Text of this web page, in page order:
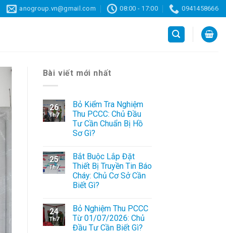
anogroup.vn@gmail.com 08:00 - 17:00 0941458666
Bài viết mới nhất
26
Th7
Bỏ Kiểm Tra Nghiệm
Thu PCCC: Chủ Đầu
Tư Cần Chuẩn Bị Hồ
Sơ Gì?
25
Th7
Bắt Buộc Lắp Đặt
Thiết Bị Truyền Tin Báo
Cháy: Chủ Cơ Sở Cần
Biết Gì?
24
Th7
Bỏ Nghiệm Thu PCCC
Từ 01/07/2026: Chủ
Đầu Tư Cần Biết Gì?